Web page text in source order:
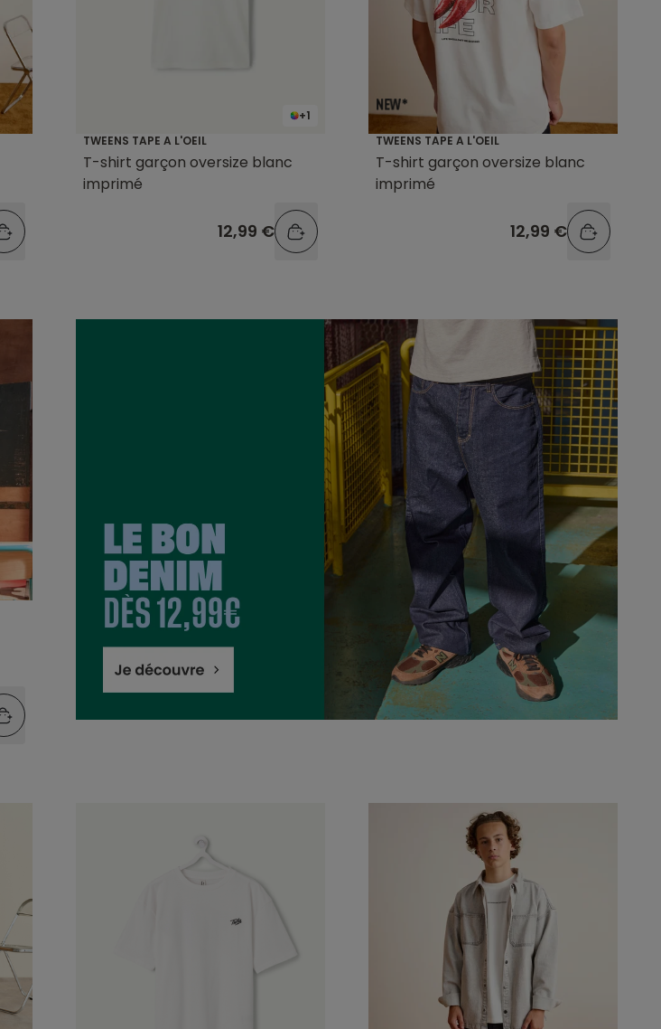
+1
TWEENS TAPE A L'OEIL
T-shirt garçon oversize blanc
imprimé
12,99 €
TWEENS TAPE A L'OEIL
T-shirt garçon oversize blanc
imprimé
12,99 €